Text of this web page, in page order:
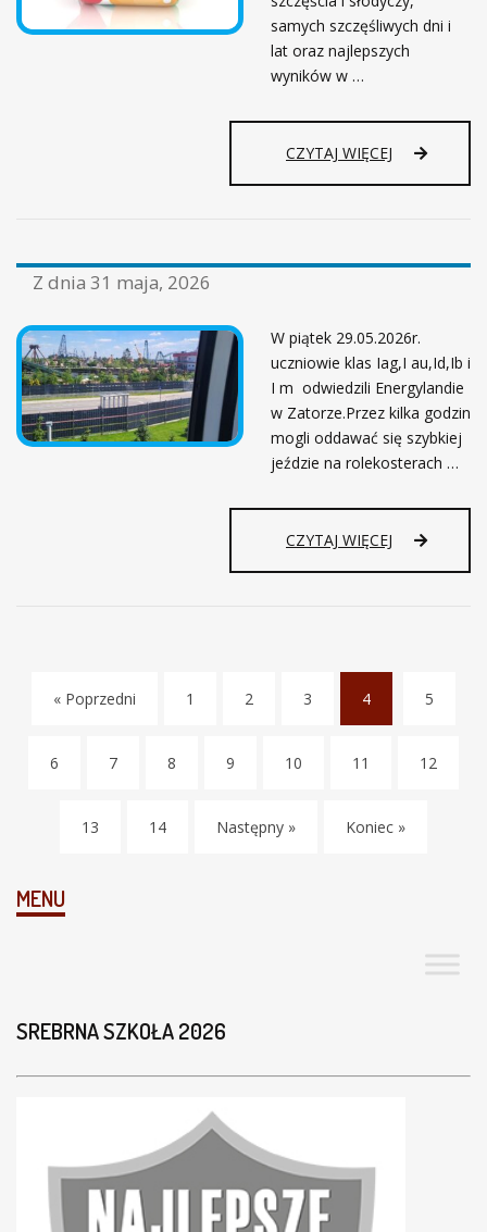
L
P
samych szczęśliwych dni i
lat oraz najlepszych
wyników w …
CZYTAJ WIĘCEJ
Z dnia 31 maja, 2026
W piątek 29.05.2026r.
uczniowie klas Iag,I au,Id,Ib i
I m odwiedzili Energylandie
w Zatorze.Przez kilka godzin
mogli oddawać się szybkiej
jeździe na rolekosterach …
CZYTAJ WIĘCEJ
« Poprzedni 1 2 3
4
r
5
6 7 8 9 10 11 12
13 14 Następny » Koniec »
MENU
SREBRNA SZKOŁA 2026